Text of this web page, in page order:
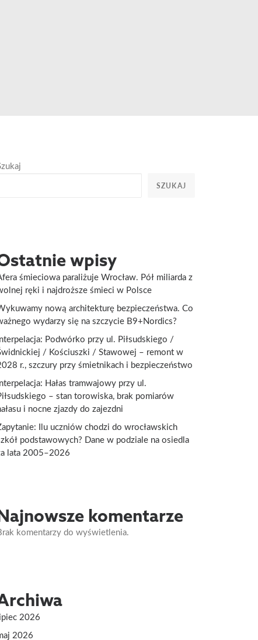
SZUKAJ
wpisy
śmieciowa paraliżuje Wrocław. Pół miliarda z
ręki i najdroższe śmieci w Polsce
nową architekturę bezpieczeństwa. Co
wydarzy się na szczycie B9+Nordics?
Podwórko przy ul. Piłsudskiego /
/ Kościuszki / Stawowej – remont w
r., szczury przy śmietnikach i bezpieczeństwo
Hałas tramwajowy przy ul.
– stan torowiska, brak pomiarów
i nocne zjazdy do zajezdni
Ilu uczniów chodzi do wrocławskich
podstawowych? Dane w podziale na osiedla
lata 2005–2026
komentarze
komentarzy do wyświetlenia.
2026
2026